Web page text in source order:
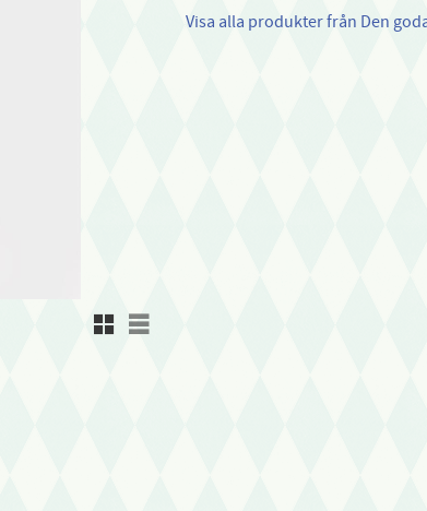
Rutnätsvy
Listvy
Visa alla produkter från Den